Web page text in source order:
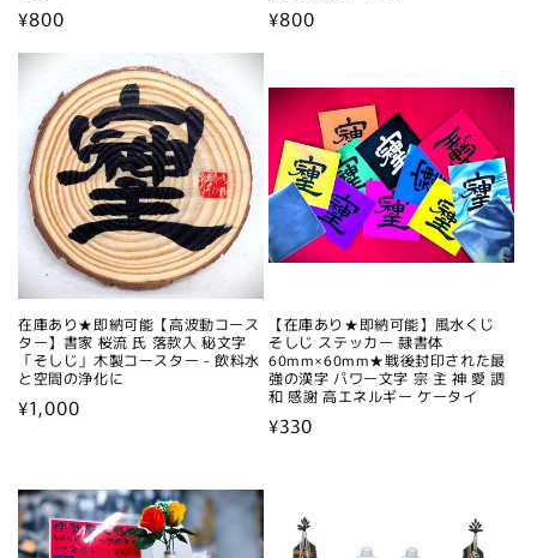
通
常
¥800
通
格
¥800
在庫あり★即納可能【高波動コース
ター】書家 桜流 氏 落款入 秘文字
「そしじ」木製コースター - 飲料水
と空間の浄化に
通
格
¥1,000
【在庫あり★即納可能】風水くじ
そしじ ステッカー 隷書体
60mm×60mm★戦後封印された最
強の漢字 パワー文字 宗 主 神 愛 調
和 感謝 高エネルギー ケータイ
通
¥330